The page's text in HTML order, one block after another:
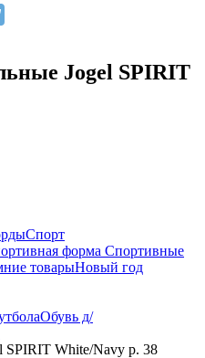
Jogel SPIRIT
Спорт
форма Спортивные
товарыНовый год
Обувь д/
SPIRIT White/Navy р. 38